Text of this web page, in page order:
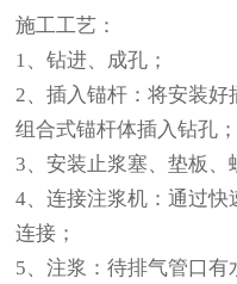
施工工艺：
1、钻进、成孔；
2、插入锚杆：将安装
组合式锚杆体插入钻孔；
3、安装止浆塞、垫板、
4、连接注浆机：通过
连接；
5、注浆：待排气管口有